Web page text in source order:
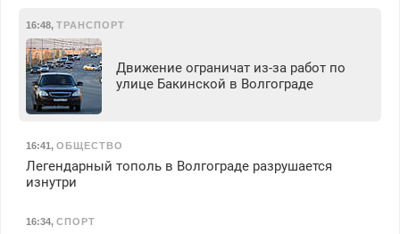
16:48, ТРАНСПОРТ
Движение ограничат из-за работ по
улице Бакинской в Волгограде
16:41, ОБЩЕСТВО
Легендарный тополь в Волгограде разрушается
изнутри
16:34, СПОРТ